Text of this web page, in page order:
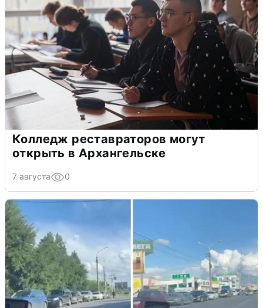
Колледж реставраторов могут
открыть в Архангельске
7 августа 0